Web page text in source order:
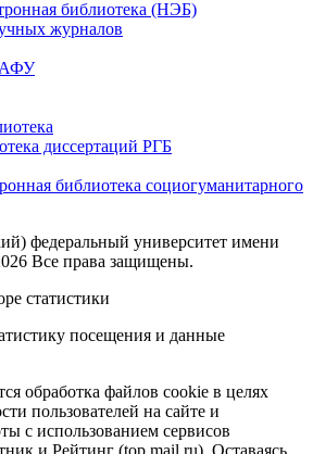
федеральный университет имени
Все права защищены.
статистики
посещения и данные
обработка файлов cookie в целях
пользователей на сайте и
с использованием сервисов
и Рейтинг (top.mail.ru). Оставаясь